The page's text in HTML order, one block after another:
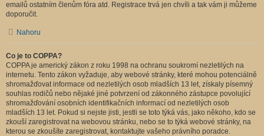
emailů ostatním členům fóra atd. Registrace trvá jen chvíli a tak vám ji můžeme
doporučit.
Nahoru
Co je to COPPA?
COPPA je americký zákon z roku 1998 na ochranu soukromí nezletilých na
internetu. Tento zákon vyžaduje, aby webové stránky, které mohou potenciálně
shromažďovat informace od nezletilých osob mladších 13 let, získaly písemný
souhlas rodičů nebo nějaké jiné potvrzení od zákonného zástupce povolující
shromažďování osobních identifikačních informací od nezletilých osob
mladších 13 let. Pokud si nejste jisti, jestli se toto týká vás, jako někoho, kdo se
zkouší zaregistrovat na webovou stránku, nebo se to týká webové stránky, na
kterou se zkoušíte zaregistrovat, kontaktujte vašeho právního poradce.